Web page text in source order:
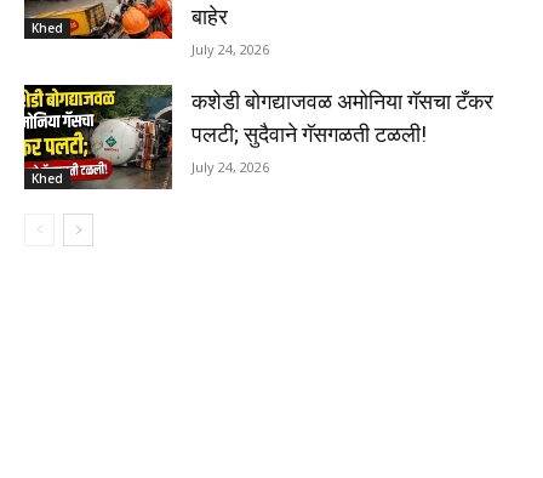
Khed बाहेर
July 24, 2026
Khed
कशेडी बोगद्याजवळ अमोनिया गॅसचा टँकर
पलटी; सुदैवाने गॅसगळती टळली!
July 24, 2026